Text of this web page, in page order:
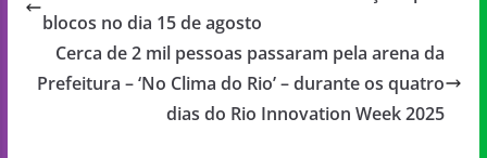
blocos no dia 15 de agosto
Cerca de 2 mil pessoas passaram pela arena da
Prefeitura – ‘No Clima do Rio’ – durante os quatro
dias do Rio Innovation Week 2025